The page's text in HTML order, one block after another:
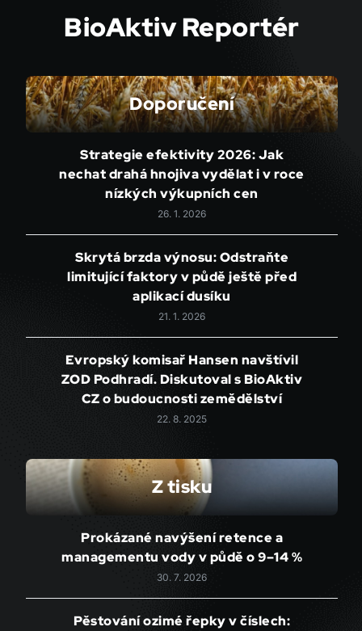
BioAktiv Reportér
Doporučení
Strategie efektivity 2026: Jak
nechat drahá hnojiva vydělat i v roce
nízkých výkupních cen
26. 1. 2026
Skrytá brzda výnosu: Odstraňte
limitující faktory v půdě ještě před
aplikací dusíku
21. 1. 2026
Evropský komisař Hansen navštívil
ZOD Podhradí. Diskutoval s BioAktiv
CZ o budoucnosti zemědělství
22. 8. 2025
Z tisku
Prokázané navýšení retence a
managementu vody v půdě o 9–14 %
30. 7. 2026
Pěstování ozimé řepky v číslech: